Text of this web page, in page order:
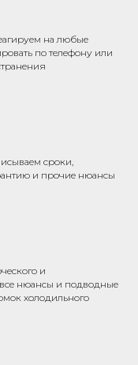
на любые
по телефону или
сроки,
и прочие нюансы
и
нюансы и подводные
холодильного